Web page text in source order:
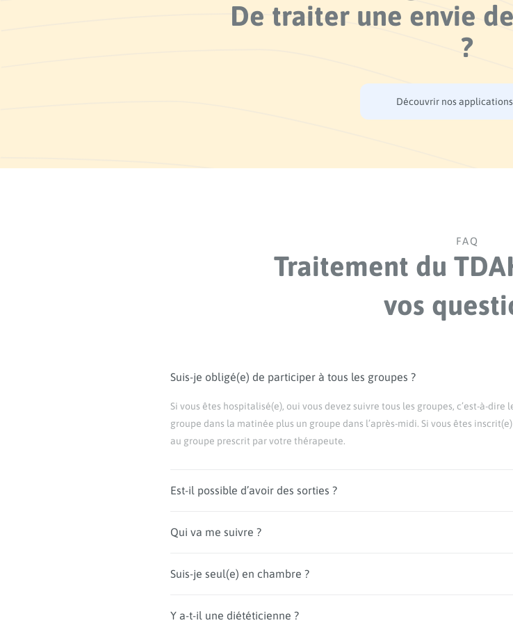
De traiter une envie
?
Découvrir nos applications
FAQ
Traitement du
vos
Suis-je obligé(e) de participer à tous les groupes ?
Si vous êtes hospitalisé(e), oui vous devez suivre tous les groupes, c’est-à-
groupe dans la matinée plus un groupe dans l’après-midi. Si vous êtes
au groupe prescrit par votre thérapeute.
Est-il possible d’avoir des sorties ?
Qui va me suivre ?
Suis-je seul(e) en chambre ?
Y a-t-il une diététicienne ?